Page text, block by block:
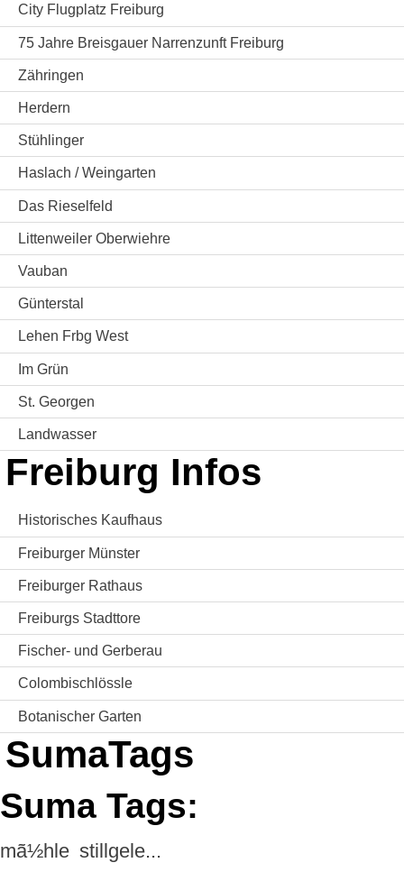
City Flugplatz Freiburg
75 Jahre Breisgauer Narrenzunft Freiburg
Zähringen
Herdern
Stühlinger
Haslach / Weingarten
Das Rieselfeld
Littenweiler Oberwiehre
Vauban
Günterstal
Lehen Frbg West
Im Grün
St. Georgen
Landwasser
Freiburg Infos
Historisches Kaufhaus
Freiburger Münster
Freiburger Rathaus
Freiburgs Stadttore
Fischer- und Gerberau
Colombischlössle
Botanischer Garten
SumaTags
Suma Tags:
mã½hle stillgele...